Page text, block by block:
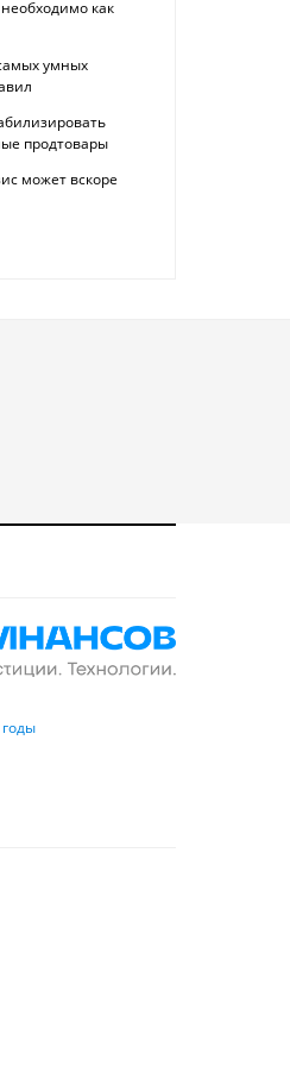
как
умных
продтовары
может вскоре